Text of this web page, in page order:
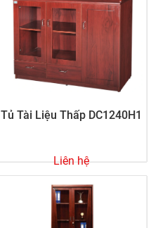
Tủ Tài Liệu Thấp DC1240H1
Liên hệ